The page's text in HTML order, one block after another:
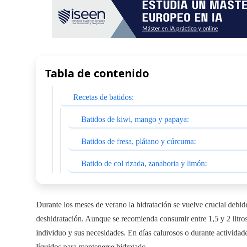
Tabla de contenido
Recetas de batidos:
Batidos de kiwi, mango y papaya:
Batidos de fresa, plátano y cúrcuma:
Batido de col rizada, zanahoria y limón:
Durante los meses de verano la hidratación se vuelve crucial
deshidratación. Aunque se recomienda consumir entre 1,5 y 2
individuo y sus necesidades. En días calurosos o durante